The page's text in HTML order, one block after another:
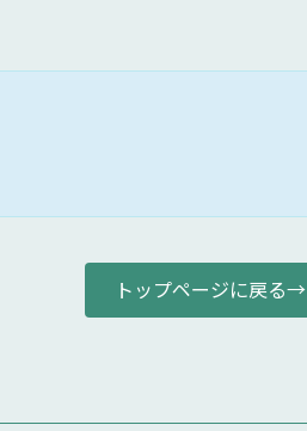
トップページに戻る→